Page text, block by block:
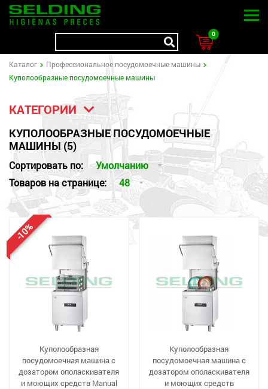
0
Kаталог
Профессиональное посудомоечные машины
Куполообразные посудомоечные машины
КАТЕГОРИИ
КУПОЛООБРАЗНЫЕ ПОСУДОМОЕЧНЫЕ
МАШИНЫ (5)
Сортировать по:
Умолчанию
Товаров на странице:
48
-10%
Куполообразная
посудомоечная машина с
дозатором ополаскивателя
и моющих средств Manual
Куполообразная
посудомоечная машина с
дозатором ополаскивателя
и моющих средств